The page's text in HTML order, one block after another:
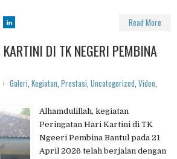
Read More
DI TK NEGERI PEMBINA
Galeri, Kegiatan, Prestasi, Uncategorized, Video,
Alhamdulillah, kegiatan
Peringatan Hari Kartini di TK
Ngeeri Pembina Bantul pada 21
April 2026 telah berjalan dengan